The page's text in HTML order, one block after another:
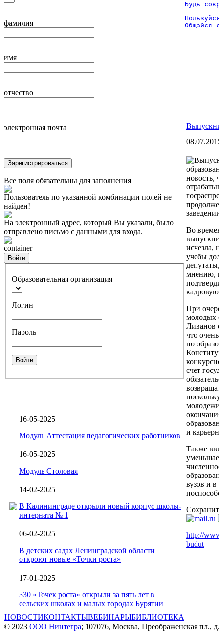
фамилия
имя
отчество
электронная почта
Зарегистрироваться
Все поля обязательны для заполнения
Пользователь по указанной комбинации полей не
найден!
На электронный адрес, который Вы указали, было
отправлено письмо с данными для входа.
container
Войти
Образовательная организация
Логин
Пароль
Войти
16-05-2025
Модуль Аттестация педагогических работников
16-05-2025
Модуль Столовая
14-02-2025
В Калининграде открыли новый корпус школы-
интерната № 1
06-02-2025
В детских садах Ленинградской области
откроют новые «Точки роста»
17-01-2025
330 «Точек роста» открыли за пять лет в
сельских школах и малых городах Бурятии
Будь
Общайся
новость,
Во
исчезла,
учебы
мнению,
При
молодых
Ливанов
что
по
счет
и
Также
вузов и
http://
budut
НОВОСТИКОНТАКТЫВЕБИНАРЫБИБЛИОТЕКА
© 2023 ООО Нинтегра; 107076, Москва, Преображенская пл.,